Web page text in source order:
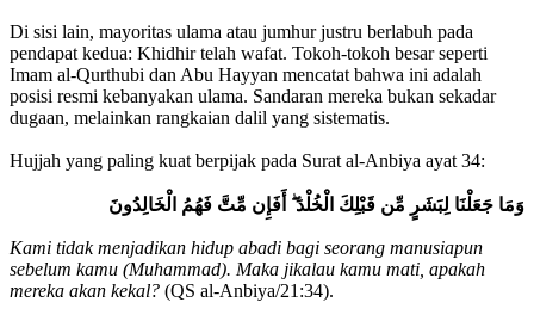
Di sisi lain, mayoritas ulama atau jumhur justru berlabuh pada
pendapat kedua: Khidhir telah wafat. Tokoh-tokoh besar seperti
Imam al-Qurthubi dan Abu Hayyan mencatat bahwa ini adalah
posisi resmi kebanyakan ulama. Sandaran mereka bukan sekadar
dugaan, melainkan rangkaian dalil yang sistematis.
Hujjah yang paling kuat berpijak pada Surat al-Anbiya ayat 34:
وَمَا جَعَلْنَا لِبَشَرٍ مِّن قَبْلِكَ الْخُلْدَ ۖ أَفَإِن مِّتَّ فَهُمُ الْخَالِدُونَ
Kami tidak menjadikan hidup abadi bagi seorang manusiapun
sebelum kamu (Muhammad). Maka jikalau kamu mati, apakah
mereka akan kekal? (QS al-Anbiya/21:34).